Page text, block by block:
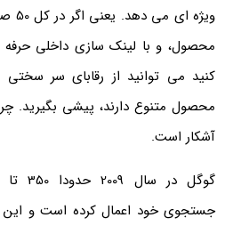
کنید می توانید از رقابای سر
محصول متنوع دارند، پیشی
آشکار است.
جستجوی خود اعمال کرده است و این